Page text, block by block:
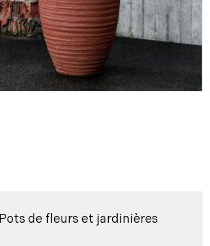
Pots de fleurs et jardinières